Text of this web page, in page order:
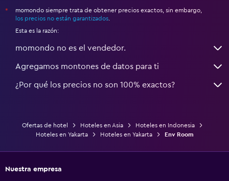
*
momondo siempre trata de obtener precios exactos, sin embargo,
los precios no están garantizados
Esta es la razón:
momondo no es el vendedor.
Agregamos montones de datos para ti
¿Por qué los precios no son 100% exactos?
Ofertas de hotel Hoteles en Asia
Hoteles en Indonesia
Hoteles en Yakarta
Hoteles en Yakarta Env Room
Nuestra empresa